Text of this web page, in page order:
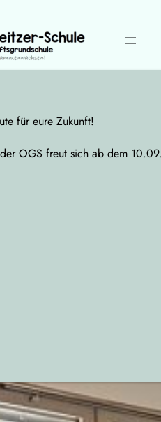
für eure Zukunft!
OGS freut sich ab dem